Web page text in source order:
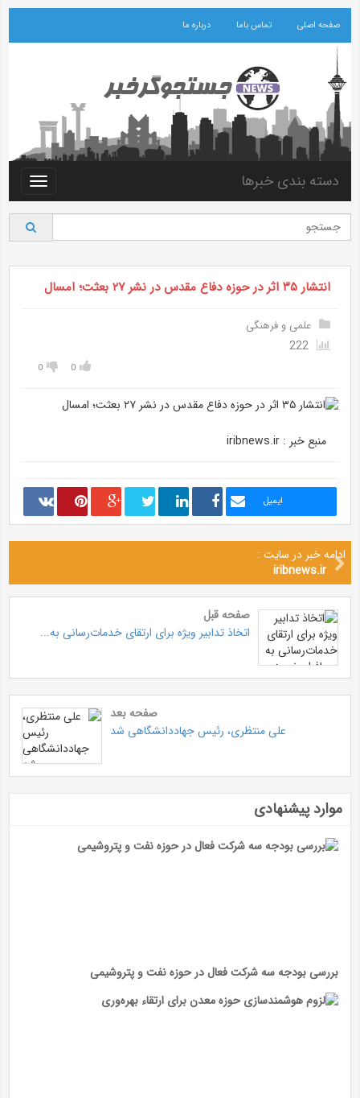
صفحه اصلی تماس باما درباره ما
Toggle
دسته بندی خبرها
انتشار ۳۵ اثر در حوزه دفاع مقدس در نشر ۲۷ بعثت؛ امسال
علمی و فرهنگی
0
0
منبع خبر : iribnews.ir
ایمیل
ادامه خبر در سایت :
iribnews.ir
صفحه قبل
اتخاذ تدابیر ویژه برای ارتقای خدمات‌رسانی به...
صفحه بعد
علی منتظری، رئیس جهاددانشگاهی شد
موارد پیشنهادی
بررسی بودجه سه شرکت فعال در حوزه نفت و پتروشیمی